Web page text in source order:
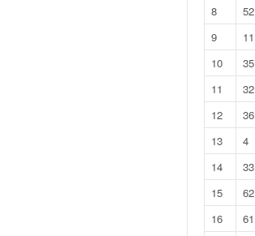
8
52
9
11
10
35
11
32
12
36
13
4
14
33
15
62
16
61